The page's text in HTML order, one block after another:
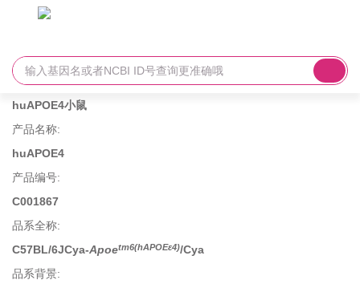
huAPOE4小鼠
产品名称:
huAPOE4
产品编号:
C001867
品系全称:
C57BL/6JCya-Apoetm6(hAPOEε4)/Cya
品系背景: